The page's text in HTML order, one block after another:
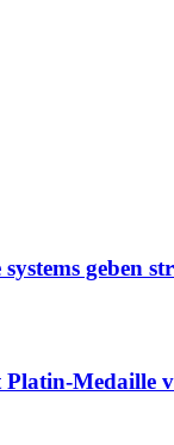
geben
Medaille